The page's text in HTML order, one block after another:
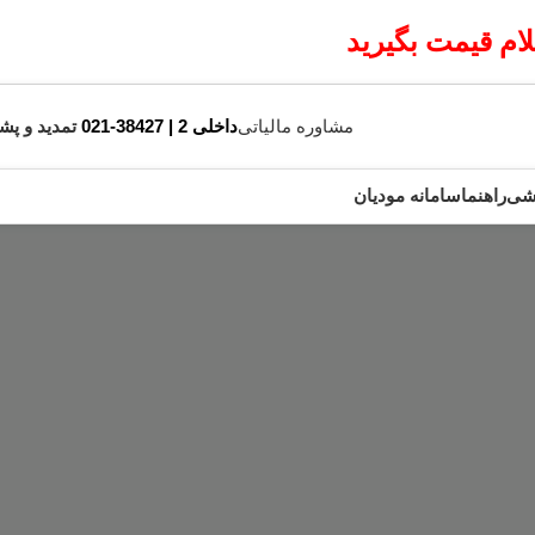
قیمت بگیرید
مشاوره مالیاتیداخلی 2 | 38427-021 تمدید و
راهنماسامانه مودیان